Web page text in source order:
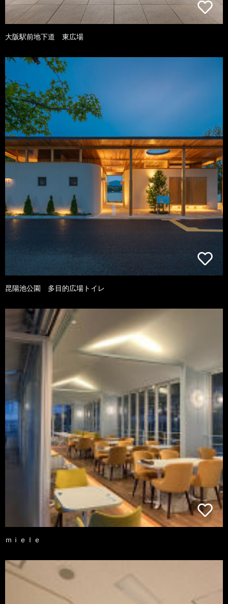
大阪駅前地下道 東広場
昆陽池公園 多目的広場トイレ
ｍｉｅｌｅ